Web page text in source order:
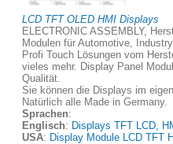
LCD TFT OLED HMI Displays
ELECTRONIC ASSEMBLY,
Modulen für Automotive,
Profi Touch Lösungen vom
vieles mehr. Display Panel
Qualität.
Sie können die Displays im
Natürlich alle Made in Germany.
Sprachen:
Englisch: Displays TFT LCD,
USA: Display Module LCD TFT